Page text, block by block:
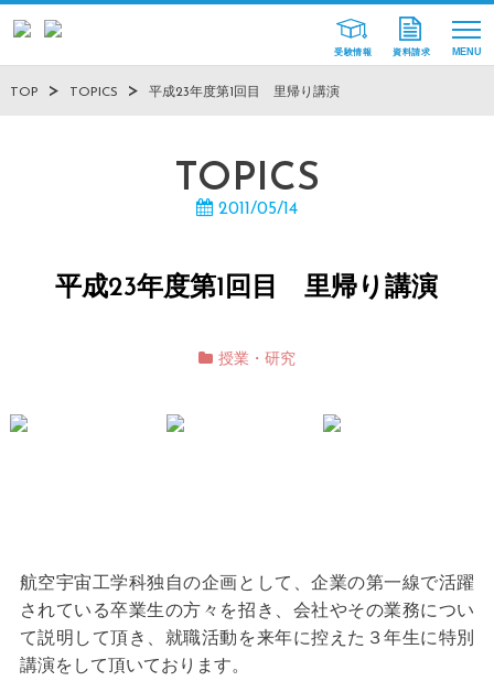
受験情報 資料請求
TOP TOPICS 平成23年度第1回目 里帰り講演
TOPICS
2011/05/14
平成23年度第1回目 里帰り講演
授業・研究
航空宇宙工学科独自の企画として、企業の第一線で活躍
されている卒業生の方々を招き、会社やその業務につい
て説明して頂き、就職活動を来年に控えた３年生に特別
講演をして頂いております。